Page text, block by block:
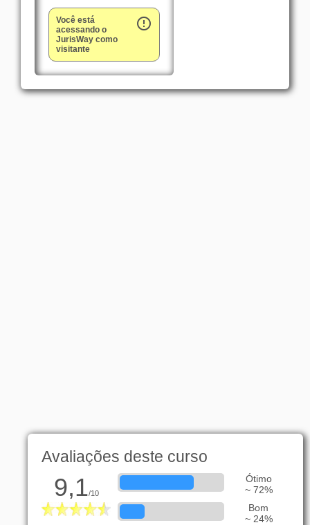
error_outline
Você está
acessando o
JurisWay como
visitante
Avaliações deste curso
9,1/10
Ótimo
~ 72%
Bom
~ 24%